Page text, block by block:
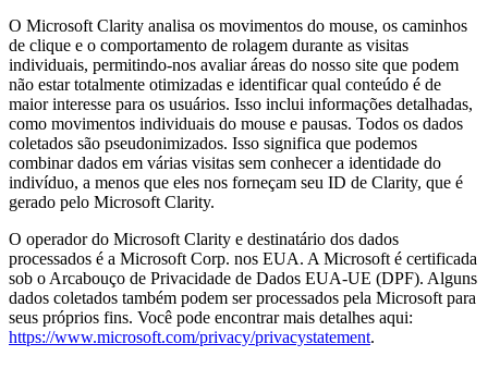
O Microsoft Clarity analisa os movimentos do mouse, os caminhos
de clique e o comportamento de rolagem durante as visitas
individuais, permitindo-nos avaliar áreas do nosso site que podem
não estar totalmente otimizadas e identificar qual conteúdo é de
maior interesse para os usuários. Isso inclui informações detalhadas,
como movimentos individuais do mouse e pausas. Todos os dados
coletados são pseudonimizados. Isso significa que podemos
combinar dados em várias visitas sem conhecer a identidade do
indivíduo, a menos que eles nos forneçam seu ID de Clarity, que é
gerado pelo Microsoft Clarity.
O operador do Microsoft Clarity e destinatário dos dados
processados é a Microsoft Corp. nos EUA. A Microsoft é certificada
sob o Arcabouço de Privacidade de Dados EUA-UE (DPF). Alguns
dados coletados também podem ser processados pela Microsoft para
seus próprios fins. Você pode encontrar mais detalhes aqui:
https://www.microsoft.com/privacy/privacystatement.